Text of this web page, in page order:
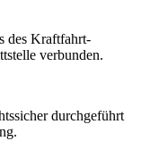
des Kraftfahrt-
verbunden.
durchgeführt